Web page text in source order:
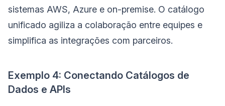
sistemas AWS, Azure e on-premise. O catálogo
unificado agiliza a colaboração entre equipes e
simplifica as integrações com parceiros.
Exemplo 4: Conectando Catálogos de
Dados e APIs